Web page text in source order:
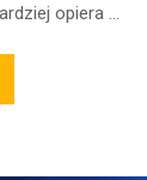
opiera …